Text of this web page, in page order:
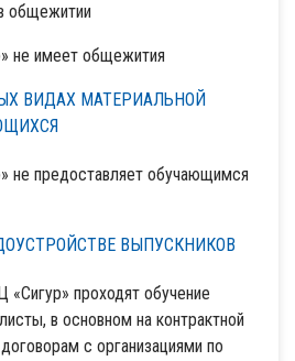
общежитии
не имеет общежития
ВИДАХ МАТЕРИАЛЬНОЙ
предоставляет обучающимся
ВЫПУСКНИКОВ
проходят обучение
в основном на контрактной
с организациями по